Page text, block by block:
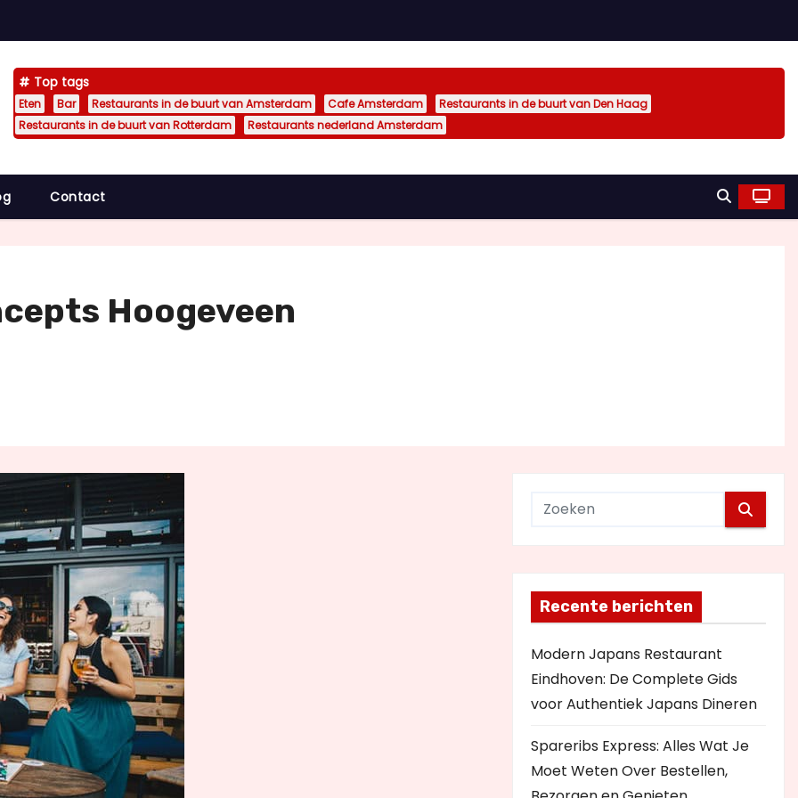
Top tags
Eten Bar Restaurants in de buurt van Amsterdam Cafe Amsterdam
Restaurants in de buurt van Den Haag
Restaurants in de buurt van Rotterdam
Restaurants nederland Amsterdam
Contact
Hoogeveen
Recente berichten
Modern Japans Restaurant
Eindhoven: De Complete Gids
voor Authentiek Japans Dineren
Spareribs Express: Alles Wat Je
Moet Weten Over Bestellen,